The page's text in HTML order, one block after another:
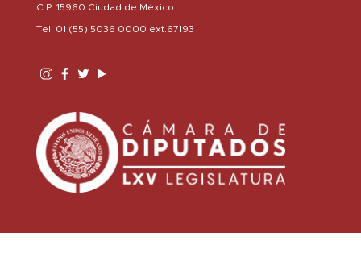
C.P. 15960 Ciudad de México
Tel: 01 (55) 5036 0000 ext.67193